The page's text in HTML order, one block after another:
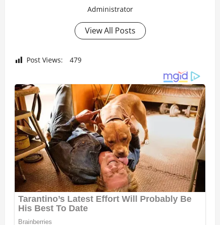
Administrator
View All Posts
Post Views: 479